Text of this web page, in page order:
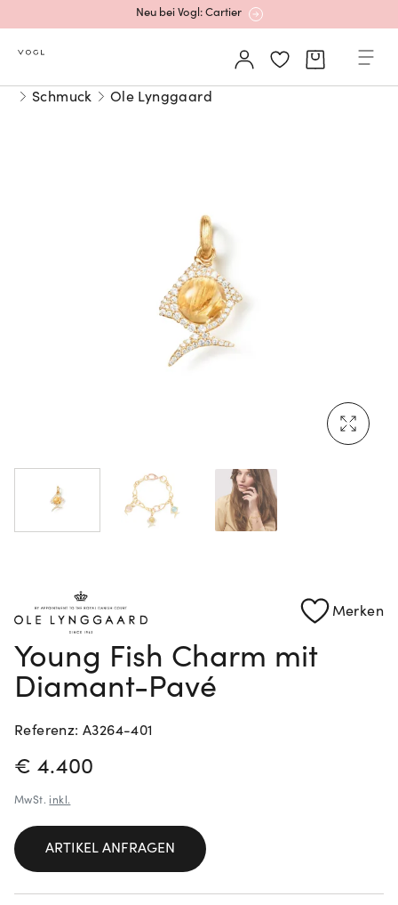
Neu bei Vogl: Cartier
Mehr erfahren: Ikonische Uhren von Cartier
Neu bei Vogl: Uhren von Grand Seiko
Neu bei Vogl: Cartier
Rolex Certified Pre-Owned entdecken
Schmuck Ole Lynggaard
Merken
Young Fish Charm mit
Diamant-Pavé
Referenz: A3264-401
PREISINFORMATIONEN
€ 4.400
MwSt. inkl.
ARTIKEL ANFRAGEN